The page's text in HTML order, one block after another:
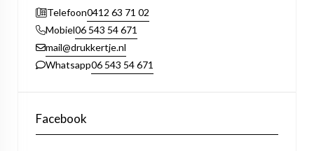
Telefoon0412 63 71 02
Mobiel06 543 54 671
mail@drukkertje.nl
Whatsapp06 543 54 671
Facebook